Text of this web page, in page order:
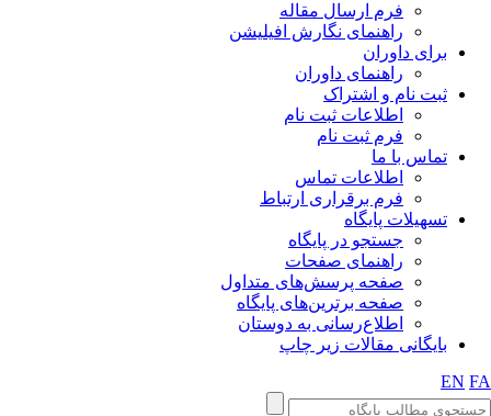
فرم ارسال مقاله
راهنمای نگارش افیلیشن
برای داوران
راهنمای داوران
ثبت نام و اشتراک
اطلاعات ثبت نام
فرم ثبت نام
تماس با ما
اطلاعات تماس
فرم برقراری ارتباط
تسهیلات پایگاه
جستجو در پایگاه
راهنمای صفحات
صفحه پرسش‌های متداول
صفحه برترین‌های پایگاه
اطلاع‌رسانی به دوستان
بایگانی مقالات زیر چاپ
EN